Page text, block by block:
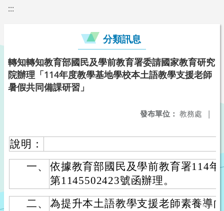
:::
分類訊息
轉知轉知教育部國民及學前教育署委請國家教育研究
院辦理「114年度教學基地學校本土語教學支援老師
暑假共同備課研習」
發布單位： 教務處 |
說明：
一、
依據教育部國民及學前教育署114
第1145502423號函辦理。
二、
為提升本土語教學支援老師素養導